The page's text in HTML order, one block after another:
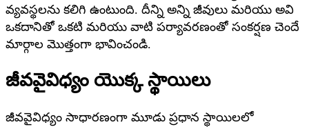
వ్యవస్థలను కలిగి ఉంటుంది. దీన్ని అన్ని జీవులు మరియు అవి
ఒకదానితో ఒకటి మరియు వాటి పర్యావరణంతో సంకర్షణ చెందే
మార్గాల మొత్తంగా భావించండి.
జీవవైవిధ్యం యొక్క స్థాయిలు
జీవవైవిధ్యం సాధారణంగా మూడు ప్రధాన స్థాయిలలో